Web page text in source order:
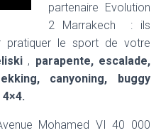
partenaire Evolution
2 Marrakech : ils
pratiquer le sport de votre
, parapente, escalade,
canyoning, buggy
Mohamed VI 40 000